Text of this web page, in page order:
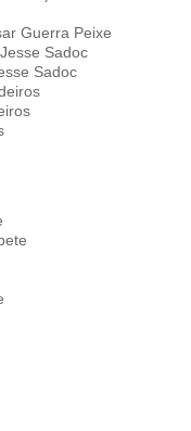
Guerra Peixe
Sadoc
Sadoc